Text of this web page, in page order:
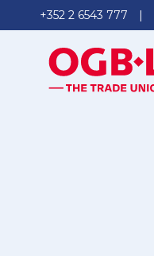
+352 2 6543 777